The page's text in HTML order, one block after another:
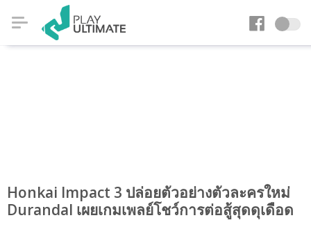
Honkai Impact 3 ปล่อยตัวอย่างตัวละครใหม่
Durandal เผยเกมเพลย์โชว์การต่อสู้สุดดุเดือด